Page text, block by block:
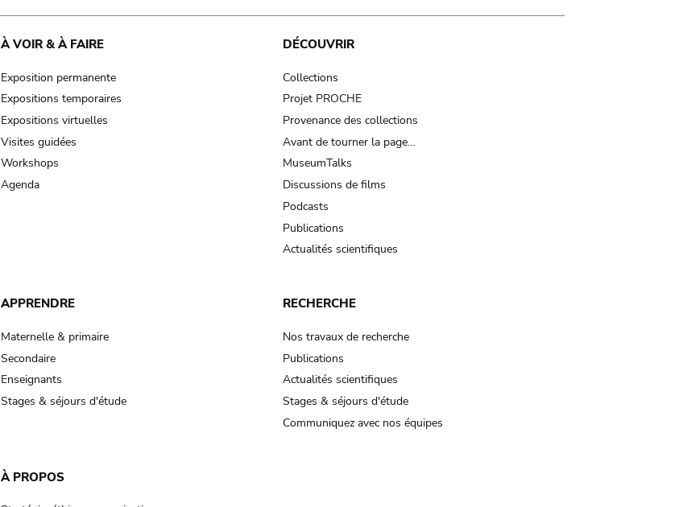
À VOIR & À FAIRE
Exposition permanente
Expositions temporaires
Expositions virtuelles
Visites guidées
Workshops
Agenda
DÉCOUVRIR
Collections
Projet PROCHE
Provenance des collections
Avant de tourner la page…
MuseumTalks
Discussions de films
Podcasts
Publications
Actualités scientifiques
APPRENDRE
Maternelle & primaire
Secondaire
Enseignants
Stages & séjours d'étude
RECHERCHE
Nos travaux de recherche
Publications
Actualités scientifiques
Stages & séjours d'étude
Communiquez avec nos équipes
À PROPOS